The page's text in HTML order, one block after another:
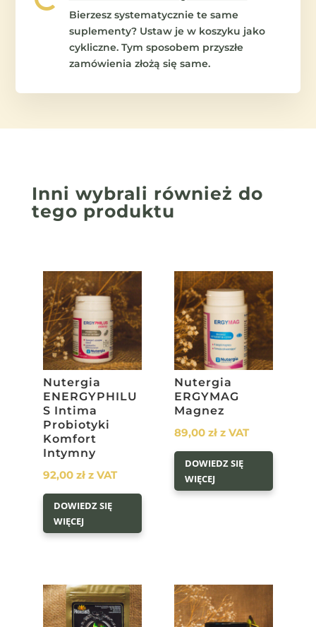
Bierzesz systematycznie te same
suplementy? Ustaw je w koszyku jako
cykliczne. Tym sposobem przyszłe
zamówienia złożą się same.
Inni wybrali również do
tego produktu
Nutergia
ENERGYPHILU
S Intima
Probiotyki
Komfort
Intymny
92,00 zł z VAT
DOWIEDZ SIĘ
WIĘCEJ
Nutergia
ERGYMAG
Magnez
89,00zł z VAT
DOWIEDZ SIĘ
WIĘCEJ